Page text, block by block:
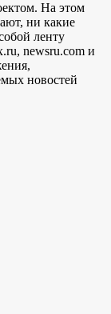
На этом
ни какие
ленту
newsru.com и
новостей